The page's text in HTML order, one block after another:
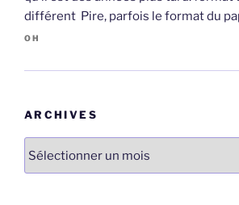
différent Pire, parfois le format du
OH
ARCHIVES